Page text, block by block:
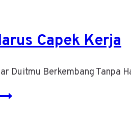
Capek Kerja
Duitmu Berkembang Tanpa